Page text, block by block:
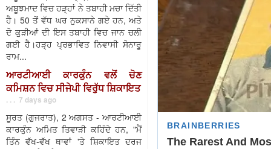
ਅਬੂਝਮਾਦ ਵਿਚ ਹੜ੍ਹਾਂ ਨੇ ਤਬਾਹੀ ਮਚਾ ਦਿੱਤੀ
ਹੈ। 50 ਤੋਂ ਵੱਧ ਘਰ ਨੁਕਸਾਨੇ ਗਏ ਹਨ, ਅਤੇ
ਦੋ ਕੁੜੀਆਂ ਦੀ ਇਸ ਤਬਾਹੀ ਵਿਚ ਜਾਨ ਚਲੀ
ਗਈ ਹੈ।ਹੜ੍ਹ ਪ੍ਰਭਾਵਿਤ ਨਿਵਾਸੀ ਸੋਨਾਰੂ
ਰਾਮ...
ਆਰਟੀਆਈ ਕਾਰਕੁੰਨ ਵਲੋਂ ਚੋਣ
ਕਮਿਸ਼ਨ ਵਿਚ ਸੀਜੇਪੀ ਵਿਰੁੱਧ ਸ਼ਿਕਾਇਤ
. . . 7 days ago
ਸੂਰਤ (ਗੁਜਰਾਤ), 2 ਅਗਸਤ - ਆਰਟੀਆਈ
ਕਾਰਕੁੰਨ ਅਮਿਤ ਤਿਵਾੜੀ ਕਹਿੰਦੇ ਹਨ, "ਮੈਂ
ਤਿੰਨ ਵੱਖ-ਵੱਖ ਥਾਵਾਂ 'ਤੇ ਸ਼ਿਕਾਇਤ ਦਰਜ